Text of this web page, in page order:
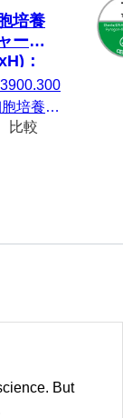
と
付
胞,
：
培養
ーレ,
：
10
表面:
培養シ
レ,
10
比較
But